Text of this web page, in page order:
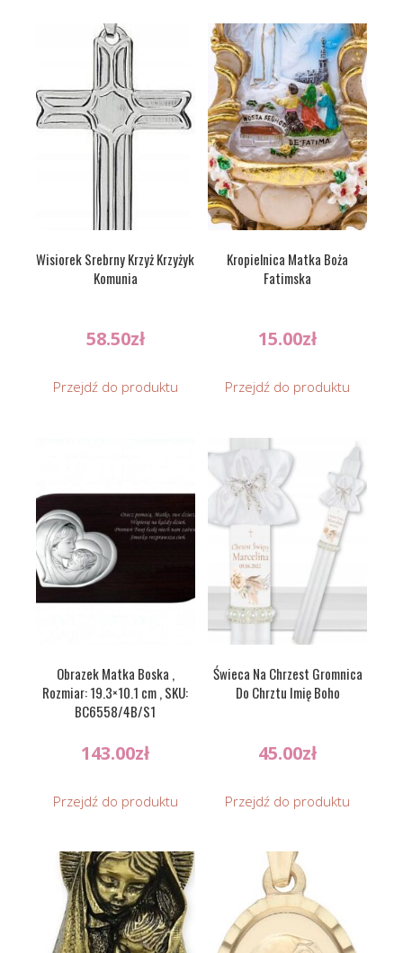
Wisiorek Srebrny Krzyż Krzyżyk
Komunia
58.50zł
Przejdź do produktu
Kropielnica Matka Boża
Fatimska
15.00zł
Przejdź do produktu
Obrazek Matka Boska ,
Rozmiar: 19.3×10.1 cm , SKU:
BC6558/4B/S1
143.00zł
Przejdź do produktu
Świeca Na Chrzest Gromnica
Do Chrztu Imię Boho
45.00zł
Przejdź do produktu